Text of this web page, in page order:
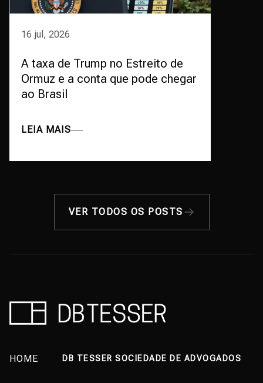
16 jul, 2026
A taxa de Trump no Estreito de
Ormuz e a conta que pode chegar
ao Brasil
LEIA MAIS
VER TODOS OS POSTS
HOME DB TESSER SOCIEDADE DE ADVOGADOS